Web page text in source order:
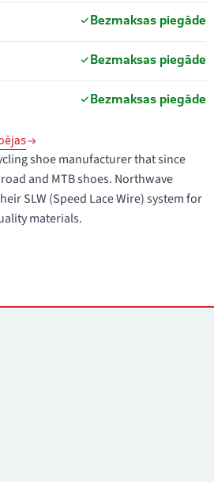
Bezmaksas piegāde
Bezmaksas piegāde
Bezmaksas piegāde
shoe manufacturer that since
and MTB shoes. Northwave
SLW (Speed Lace Wire) system for
materials.